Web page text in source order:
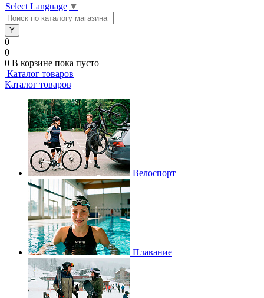
Select Language ▼
0
0
0 В корзине пока пусто
Каталог товаров
Каталог товаров
Велоспорт
Плавание